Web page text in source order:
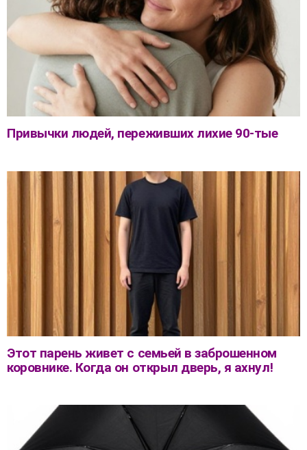
Привычки людей, переживших лихие 90-тые
Этот парень живет с семьей в заброшенном
коровнике. Когда он открыл дверь, я ахнул!